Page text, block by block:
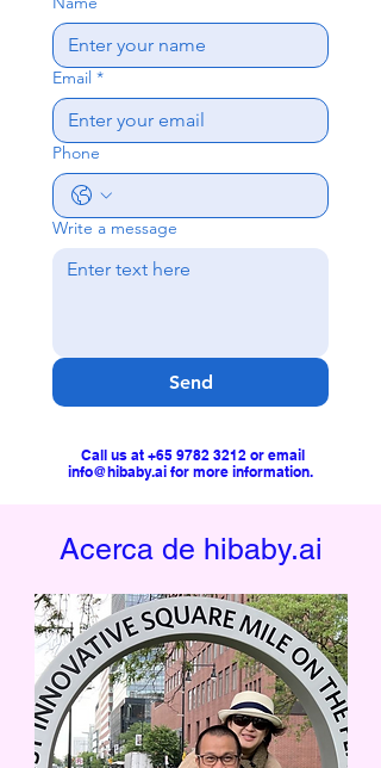
Email *
Phone
Write a message
Send
Call us at +65 9782 3212or email
info@hibaby.ai for more information.
Acerca de hibaby.ai